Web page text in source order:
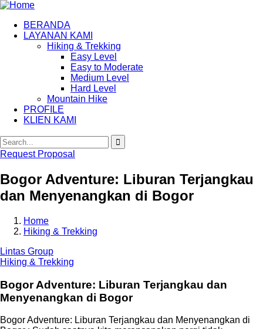
BERANDA
LAYANAN KAMI
Hiking & Trekking
Easy Level
Easy to Moderate
Medium Level
Hard Level
Mountain Hike
PROFILE
KLIEN KAMI
Request Proposal
Bogor Adventure: Liburan Terjangkau
dan Menyenangkan di Bogor
Home
Hiking & Trekking
Lintas Group
Hiking & Trekking
Bogor Adventure: Liburan Terjangkau dan
Menyenangkan di Bogor
Bogor Adventure: Liburan Terjangkau dan Menyenangkan di